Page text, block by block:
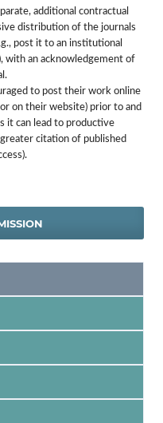
additional contractual
distribution of the journals
post it to an institutional
with an acknowledgement of
to post their work online
on their website) prior to and
it can lead to productive
citation of published